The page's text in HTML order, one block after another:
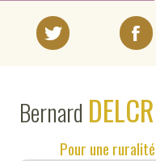
Bernard
Pour une
EN DIRECT DU SÉNAT